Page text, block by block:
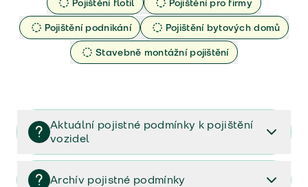
Pojištění flotil
Pojištění pro firmy
Pojištění podnikání
Pojištění bytových domů
Stavebně montážní pojištění
Aktuální pojistné podmínky k pojištění
vozidel
Pojištění vozidel/Pojistné podmínky a vše důležité ke
smlouvě (PDF)
Archív pojistné podmínky